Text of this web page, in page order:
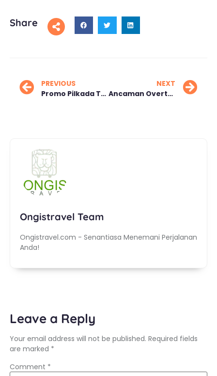
Share
PREVIOUS
Promo Pilkada Trans Entertainment Diskon Hingga 65%
NEXT
Ancaman Overtourism yang Membayangi Pulau Dewata di Tahun 2025
Ongistravel Team
Ongistravel.com - Senantiasa Menemani Perjalanan
Anda!
Leave a Reply
Your email address will not be published. Required fields
are marked *
Comment *